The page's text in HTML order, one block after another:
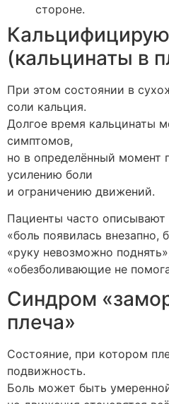
стороне.
(кальцинаты в
При этом состоянии в
соли кальция.
Долгое время кальцинаты
симптомов,
но в определённый момент
усилению боли
и ограничению движений.
Пациенты часто описывают
«боль появилась внезапно,
«руку невозможно
«обезболивающие не
Синдром
плеча»
Состояние, при котором
подвижность.
Боль может быть